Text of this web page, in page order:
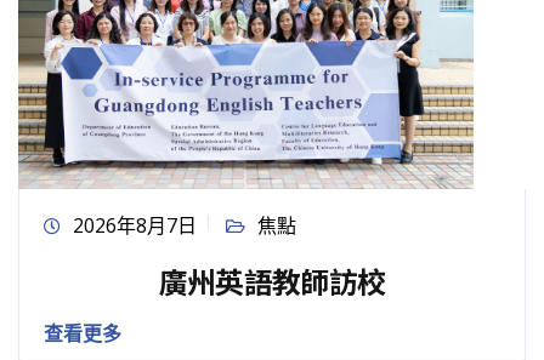
2026年8月7日 焦點
廣州英語教師訪校
查看更多